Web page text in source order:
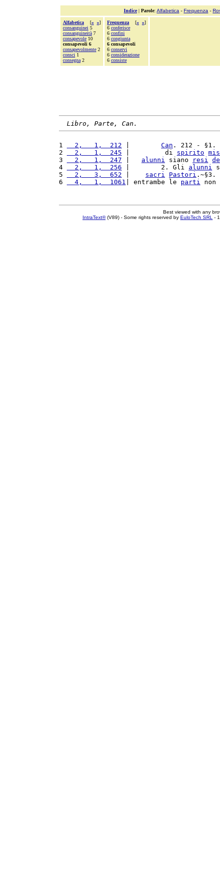
Indice| Parole: Alfabetica - Frequenza -
Alfabetica [« »]
consanguinei 5
consanguineità 7
consapevole 10
consapevoli 6
consapevolmente 2
consci 1
consegna 2
Frequenza [« »]
6 conferisce
6 confini
6 congiunta
6 consapevoli
6 conservi
6 considerazione
6 consiste
Libro, Parte, Can.
1
  2,   1,  212
Can . 212 -
2
  2,   1,  245
|         di spirito
3
  2,   1,  247
alunni siano resi
4
  2,   1,  256
|        2. Gli alunni
5
  2,   3,  652
sacri Pastori
6
  4,   1,  1061
| entrambe le parti non
Best viewed with any
IntraText®(V89) - Some rights reserved by EuloTech SRL -